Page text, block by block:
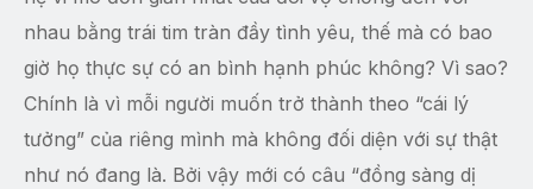
nhau bằng trái tim tràn đầy tình yêu, thế mà có bao
giờ họ thực sự có an bình hạnh phúc không? Vì sao?
Chính là vì mỗi người muốn trở thành theo “cái lý
tưởng” của riêng mình mà không đối diện với sự thật
như nó đang là. Bởi vậy mới có câu “đồng sàng dị